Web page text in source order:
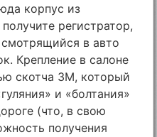
корпус из
регистратор,
в авто
Крепление в салоне
скотча 3М, который
и «болтания»
(что, в свою
получения